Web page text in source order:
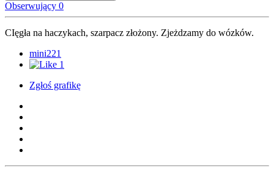
Obserwujący 0
CIęgła na haczykach, szarpacz złożony. Zjeżdzamy do wózków.
mini221
1
Zgłoś grafikę